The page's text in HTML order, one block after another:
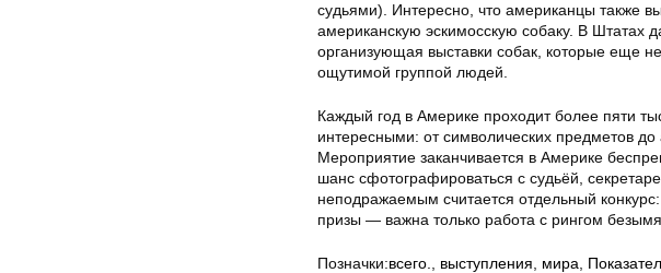
судьями). Интересно, что американцы также
американскую эскимосскую собаку. В Штатах
организующая выставки собак, которые еще
ощутимой группой людей.
Каждый год в Америке проходит более пяти
интересными: от символических предметов
Мероприятие заканчивается в Америке
шанс сфотографироваться с судьёй,
неподражаемым считается отдельный
призы — важна только работа с рингом
Позначки:всего. выступления мира